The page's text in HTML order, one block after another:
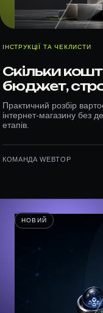
ІНСТРУКЦІЇ ТА ЧЕКЛИСТИ
Скільки
бюджет,
Практичний розбір
інтернет-магазину без
етапів.
КОМАНДА WEBTOP
НОВИЙ